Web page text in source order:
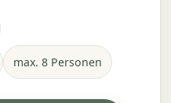
max. 8 Personen